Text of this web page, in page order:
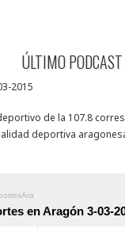
ÚLTIMO
2015
de la 107.8
deportiva